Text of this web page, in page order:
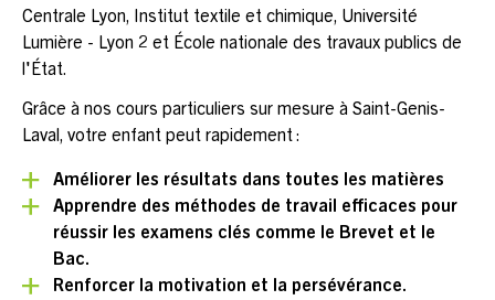
Centrale Lyon, Institut textile et chimique, Université
Lumière - Lyon 2 et École nationale des travaux publics de
l'État.
Grâce à nos cours particuliers sur mesure à Saint-Genis-
Laval, votre enfant peut rapidement :
Améliorer les résultats dans toutes les matières
Apprendre des méthodes de travail efficaces pour
réussir les examens clés comme le Brevet et le
Bac.
Renforcer la motivation et la persévérance.